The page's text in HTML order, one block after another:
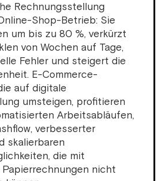
Rechnungsstellung
Shop-Betrieb: Sie
um bis zu 80 %, verkürzt
von Wochen auf Tage,
Fehler und steigert die
E-Commerce-
auf digitale
umsteigen, profitieren
Arbeitsabläufen,
verbesserter
skalierbaren
die mit
Papierrechnungen nicht